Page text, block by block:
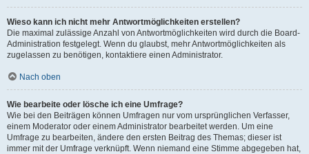
Wieso kann ich nicht mehr Antwortmöglichkeiten erstellen?
Die maximal zulässige Anzahl von Antwortmöglichkeiten wird durch die Board-
Administration festgelegt. Wenn du glaubst, mehr Antwortmöglichkeiten als
zugelassen zu benötigen, kontaktiere einen Administrator.
Nach oben
Wie bearbeite oder lösche ich eine Umfrage?
Wie bei den Beiträgen können Umfragen nur vom ursprünglichen Verfasser,
einem Moderator oder einem Administrator bearbeitet werden. Um eine
Umfrage zu bearbeiten, ändere den ersten Beitrag des Themas; dieser ist
immer mit der Umfrage verknüpft. Wenn niemand eine Stimme abgegeben hat,